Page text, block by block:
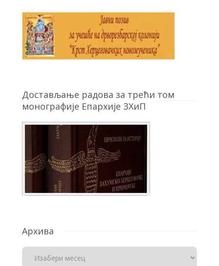
Достављање радова за трећи том
монографије Епархије ЗХиП
Архива